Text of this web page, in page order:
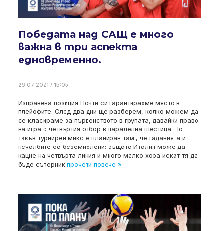
Победата над САЩ е много
важна в три аспекта
едновременно.
26.07.2021 / 15:05
Изправена позиция Почти си гарантирахме място в
плейофите. След два дни ще разберем, колко можем да
се класираме за първенството в групата, давайки право
на игра с четвъртия отбор в паралелна шестица. Но
такъв турнирен микс е планиран там., че гаданията и
печалбите са безсмислени: същата Италия може да
кацне на четвърта линия и много малко хора искат тя да
бъде съперник прочети повече »